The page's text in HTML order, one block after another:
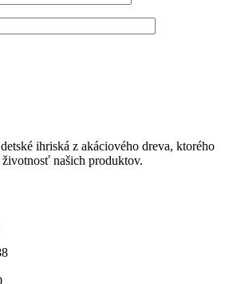
ihriská z akáciového dreva, ktorého
našich produktov.